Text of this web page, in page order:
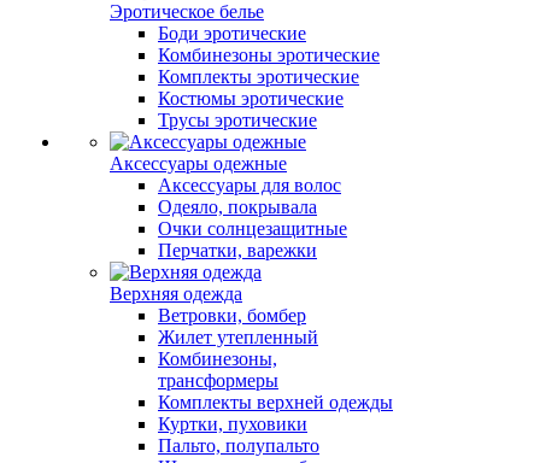
Эротическое белье
Боди эротические
Комбинезоны эротические
Комплекты эротические
Костюмы эротические
Трусы эротические
Аксессуары одежные
Аксессуары для волос
Одеяло, покрывала
Очки солнцезащитные
Перчатки, варежки
Верхняя одежда
Ветровки, бомбер
Жилет утепленный
Комбинезоны,
трансформеры
Комплекты верхней одежды
Куртки, пуховики
Пальто, полупальто